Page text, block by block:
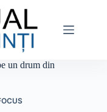
un drum din